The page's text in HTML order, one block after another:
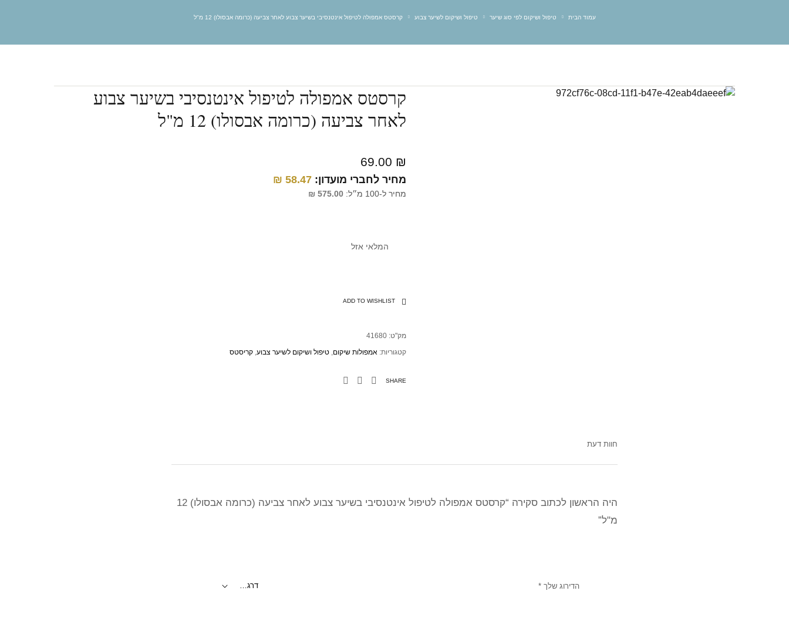
עמוד הבית טיפול ושיקום לפי סוג שיער טיפול ושיקום לשיער צבוע קרסטס אמפולה לטיפול אינטנסיבי בשיער צבוע לאחר צביעה (כרומה אבסולו) 12 מ"ל
קרסטס אמפולה לטיפול אינטנסיבי בשיער צבוע
לאחר צביעה (כרומה אבסולו) 12 מ"ל
69.00 ₪
מחיר לחברי מועדון: 58.47
₪
מחיר ל-100 מ״ל: 575.00
₪
המלאי אזל
ADD TO WISHLIST
מק"ט: 41680
קטגוריות: אמפולות שיקום, טיפול ושיקום לשיער צבוע, קריסטס
SHARE
חוות דעת
היה הראשון לכתוב סקירה “קרסטס אמפולה לטיפול אינטנסיבי בשיער צבוע לאחר צביעה (כרומה אבסולו) 12
מ"ל”
הדירוג שלך *